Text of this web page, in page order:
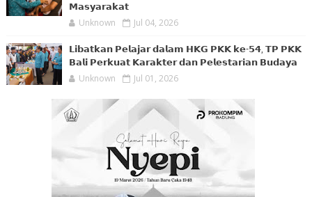
𝗠𝗮𝘀𝘆𝗮𝗿𝗮𝗸𝗮𝘁
Unknown Jul 04, 2026
𝗟𝗶𝗯𝗮𝘁𝗸𝗮𝗻 𝗣𝗲𝗹𝗮𝗷𝗮𝗿 𝗱𝗮𝗹𝗮𝗺 𝗛𝗞𝗚 𝗣𝗞𝗞 𝗸𝗲-𝟱𝟰, 𝗧𝗣 𝗣𝗞𝗞
𝗕𝗮𝗹𝗶 𝗣𝗲𝗿𝗸𝘂𝗮𝘁 𝗞𝗮𝗿𝗮𝗸𝘁𝗲𝗿 𝗱𝗮𝗻 𝗣𝗲𝗹𝗲𝘀𝘁𝗮𝗿𝗶𝗮𝗻 𝗕𝘂𝗱𝗮𝘆𝗮
Unknown Jul 01, 2026